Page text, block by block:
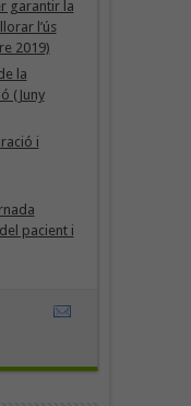
garantir la
l’ús
2019)
la
(Juny
i
pacient i